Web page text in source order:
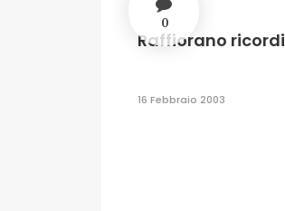
0
Raffiorano ricordi
16 Febbraio 2003